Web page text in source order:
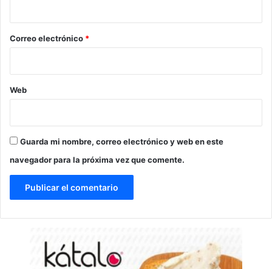
*
Correo electrónico *
Web
Guarda mi nombre, correo electrónico y web en este
navegador para la próxima vez que comente.